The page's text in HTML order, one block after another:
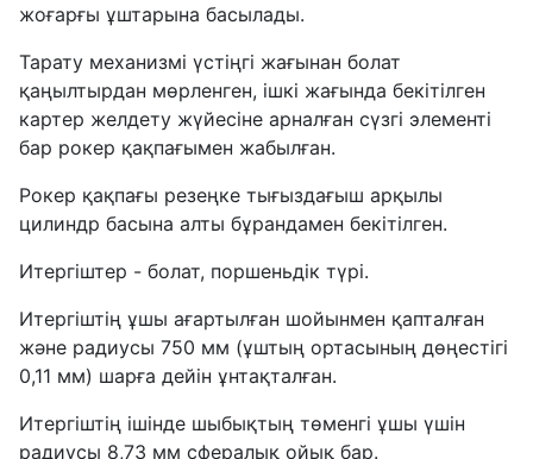
жоғарғы ұштарына басылады.
Тарату механизмі үстіңгі жағынан болат
қаңылтырдан мөрленген, ішкі жағында бекітілген
картер желдету жүйесіне арналған сүзгі элементі
бар рокер қақпағымен жабылған.
Рокер қақпағы резеңке тығыздағыш арқылы
цилиндр басына алты бұрандамен бекітілген.
Итергіштер - болат, поршеньдік түрі.
Итергіштің ұшы ағартылған шойынмен қапталған
және радиусы 750 мм (ұштың ортасының дөңестігі
0,11 мм) шарға дейін ұнтақталған.
Итергіштің ішінде шыбықтың төменгі ұшы үшін
радиусы 8,73 мм сфералық ойық бар.